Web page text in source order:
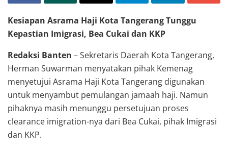
Kesiapan Asrama Haji Kota Tangerang Tunggu
Kepastian Imigrasi, Bea Cukai dan KKP
Redaksi Banten – Sekretaris Daerah Kota Tangerang,
Herman Suwarman menyatakan pihak Kemenag
menyetujui Asrama Haji Kota Tangerang digunakan
untuk menyambut pemulangan jamaah haji. Namun
pihaknya masih menunggu persetujuan proses
clearance imigration-nya dari Bea Cukai, pihak Imigrasi
dan KKP.